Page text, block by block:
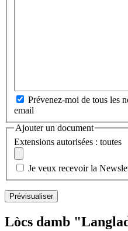
Prévenez-moi de tous les
email
Ajouter un document
Extensions autorisées : toutes
Je veux recevoir la
Lòcs damb